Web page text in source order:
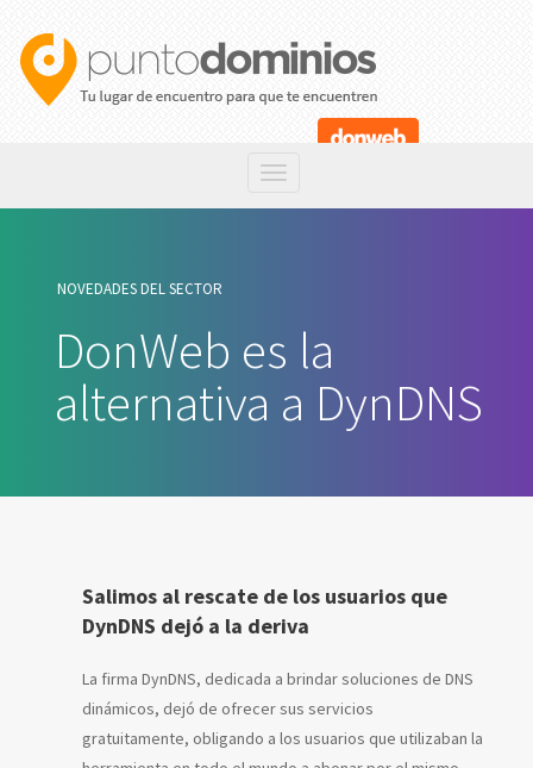
NOVEDADES DEL SECTOR
DonWeb es la
alternativa a DynDNS
Salimos al rescate de los usuarios que
DynDNS dejó a la deriva
La firma DynDNS, dedicada a brindar soluciones de DNS
dinámicos, dejó de ofrecer sus servicios
gratuitamente, obligando a los usuarios que utilizaban la